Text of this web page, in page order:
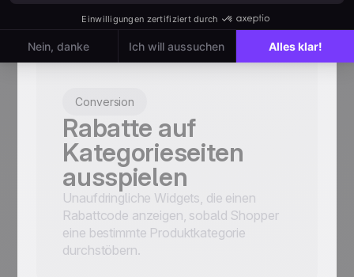
Conversion
Rabatte auf
Kategorieseiten
ausspielen
Unaufdringliche Widgets, die einen
Rabattcode anzeigen, sobald Shopper
eine bestimmte Produktkategorie
durchstöbern.